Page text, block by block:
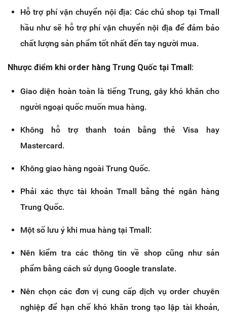
Hỗ trợ phí vận chuyển nội địa: Các chủ shop tại Tmall
hầu như sẽ hỗ trợ phí vận chuyển nội địa để đảm bảo
chất lượng sản phẩm tốt nhất đến tay người mua.
Nhược điểm khi order hàng Trung Quốc tại Tmall:
Giao diện hoàn toàn là tiếng Trung, gây khó khăn cho
người ngoại quốc muốn mua hàng.
Không hỗ trợ thanh toán bằng thẻ Visa hay
Mastercard.
Không giao hàng ngoài Trung Quốc.
Phải xác thực tài khoản Tmall bằng thẻ ngân hàng
Trung Quốc.
Một số lưu ý khi mua hàng tại Tmall:
Nên kiểm tra các thông tin về shop cũng như sản
phẩm bằng cách sử dụng Google translate.
Nên chọn các đơn vị cung cấp dịch vụ order chuyên
nghiệp để hạn chế khó khăn trong tạo lập tài khoản,